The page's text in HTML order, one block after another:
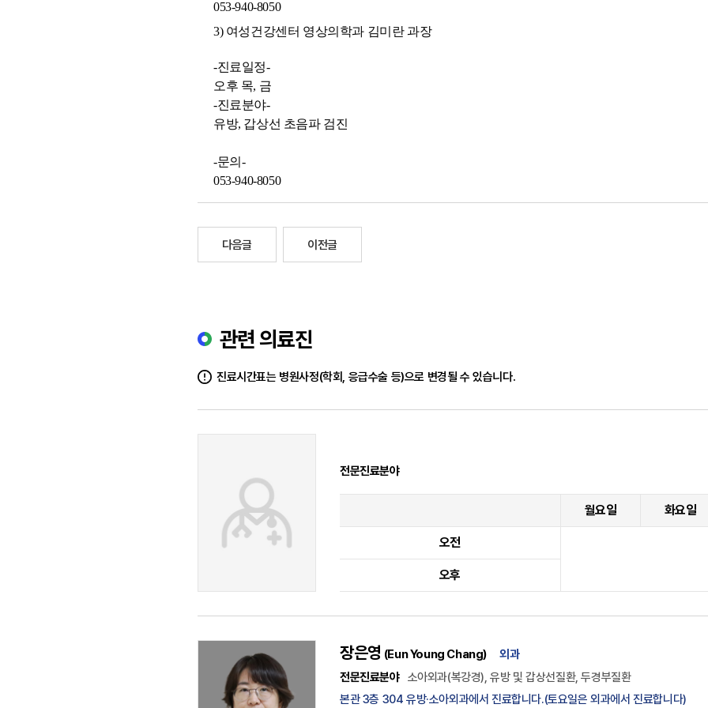
053-940-8050
3) 여성건강센터 영상의학과 김미란 과장
-진료일정-
오후 목, 금
-진료분야-
유방, 갑상선 초음파 검진
-문의-
053-940-8050
다음글 이전글
관련 의료진
진료시간표는 병원사정(학회, 응급수술 등)으로 변경될 수 있습니다.
전문진료분야
월요일 화요일
오전
오후
장은영 (Eun Young Chang)
외과
전문진료분야 소아외과(복강경), 유방 및 갑상선질환, 두경부질환
본관 3층 304 유방·소아외과에서 진료합니다.(토요일은 외과에서 진료합니다)